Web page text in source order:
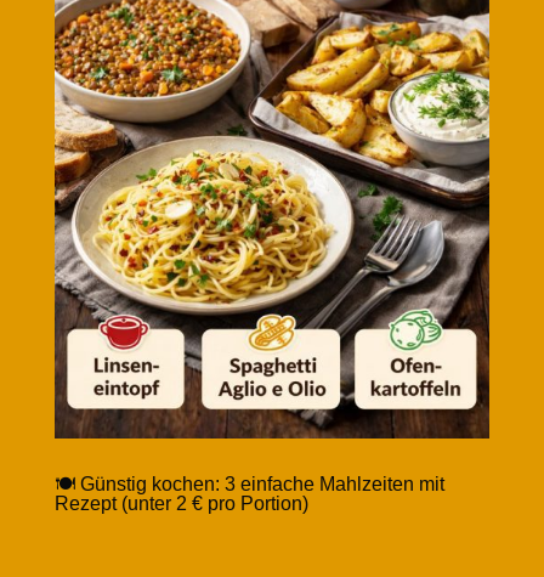
🍽️ Günstig kochen: 3 einfache Mahlzeiten mit
Rezept (unter 2 € pro Portion)